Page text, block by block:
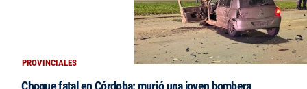
PROVINCIALES
Choque fatal en Córdoba: murió una joven bombera